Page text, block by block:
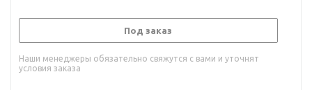
Под заказ
Наши менеджеры обязательно свяжутся с вами и уточнят
условия заказа